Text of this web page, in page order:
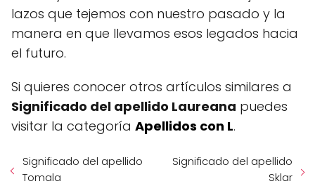
lazos que tejemos con nuestro pasado y la
manera en que llevamos esos legados hacia
el futuro.
Si quieres conocer otros artículos similares a
Significado del apellido Laureana puedes
visitar la categoría Apellidos con L.
Significado del apellido
Tomala
Significado del apellido
Sklar